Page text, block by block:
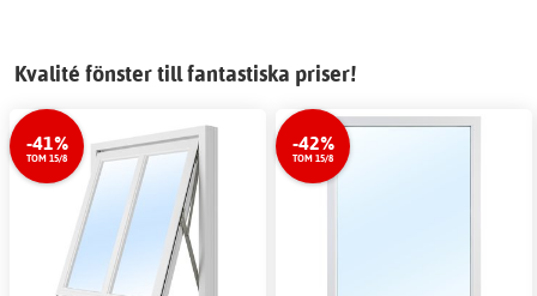
Kvalité fönster till fantastiska priser!
-41%
TOM 15/8
-42%
TOM 15/8